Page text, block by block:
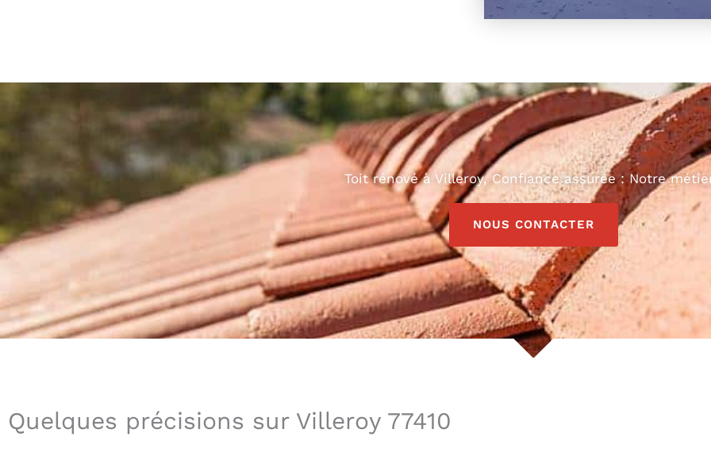
Toit rénové à Villeroy, Confiance assurée : Notre
NOUS CONTACTER
Quelques précisions sur Villeroy 77410